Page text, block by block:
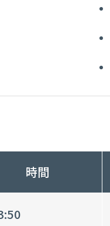
時間